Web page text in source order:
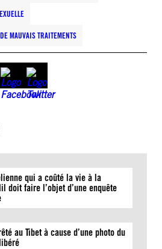
MAUVAIS TRAITEMENTS
qui a coûté la vie à la
doit faire l’objet d’une enquête
au Tibet à cause d’une photo du